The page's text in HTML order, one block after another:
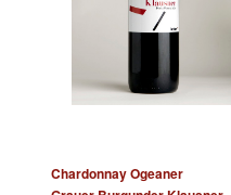
Chardonnay Ogeaner